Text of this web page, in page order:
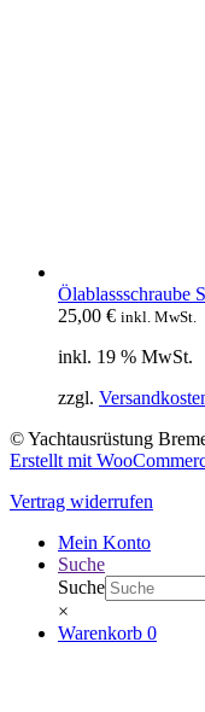
Ölablassschraube
25,00 € inkl. MwSt.
inkl. 19 % MwSt.
zzgl.
© Yachtausrüstung
Erstellt mit
Vertrag widerrufen
Mein Konto
Suche
Suche
×
Warenkorb 0